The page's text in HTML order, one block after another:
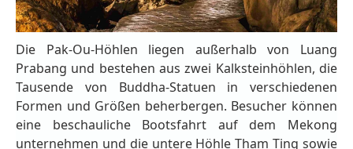
Die Pak-Ou-Höhlen liegen außerhalb von Luang
Prabang und bestehen aus zwei Kalksteinhöhlen, die
Tausende von Buddha-Statuen in verschiedenen
Formen und Größen beherbergen. Besucher können
eine beschauliche Bootsfahrt auf dem Mekong
unternehmen und die untere Höhle Tham Ting sowie